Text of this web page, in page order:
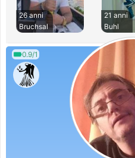
26 anni
Bruchsal
21 anni
Buhl
0.9/1